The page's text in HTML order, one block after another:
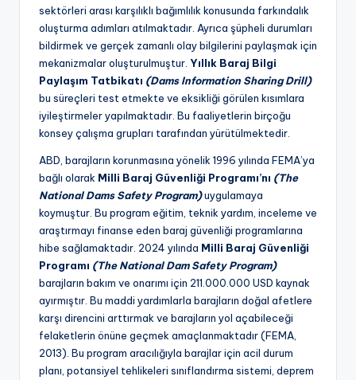
sektörleri arası karşılıklı bağımlılık konusunda farkındalık
oluşturma adımları atılmaktadır. Ayrıca şüpheli durumları
bildirmek ve gerçek zamanlı olay bilgilerini paylaşmak için
mekanizmalar oluşturulmuştur. Yıllık Baraj Bilgi
Paylaşım Tatbikatı (Dams Information Sharing Drill)
bu süreçleri test etmekte ve eksikliği görülen kısımlara
iyileştirmeler yapılmaktadır. Bu faaliyetlerin birçoğu
konsey çalışma grupları tarafından yürütülmektedir.
ABD, barajların korunmasına yönelik 1996 yılında FEMA’ya
bağlı olarak Milli Baraj Güvenliği Programı’nı (The
National Dams Safety Program)uygulamaya
koymuştur. Bu program eğitim, teknik yardım, inceleme ve
araştırmayı finanse eden baraj güvenliği programlarına
hibe sağlamaktadır. 2024 yılında Milli Baraj Güvenliği
Programı (The National Dam Safety Program)
barajların bakım ve onarımı için 211.000.000 USD kaynak
ayırmıştır. Bu maddi yardımlarla barajların doğal afetlere
karşı direncini arttırmak ve barajların yol açabileceği
felaketlerin önüne geçmek amaçlanmaktadır (FEMA,
2013). Bu program aracılığıyla barajlar için acil durum
planı, potansiyel tehlikeleri sınıflandırma sistemi, deprem